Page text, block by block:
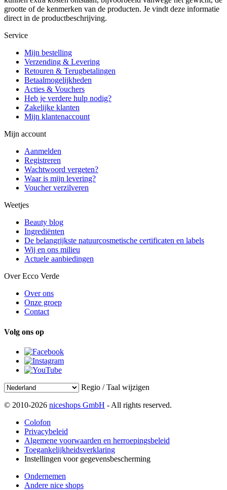
grootte of de kenmerken van de producten. Je vindt deze informatie
direct in de productbeschrijving.
Service
Mijn bestelling
Verzending & Levering
Retouren & Terugbetalingen
Betaalmogelijkheden
Acties & Vouchers
Heb je verdere hulp nodig?
Zakelijke klanten
Mijn klantenaccount
Mijn account
Aanmelden
Registreren
Wachtwoord vergeten?
Waar is mijn levering?
Voucher verzilveren
Weetjes
Beauty blog
Ingrediënten
De belangrijkste natuurcosmetische certificaten en labels
Wij en ons milieu
Actuele aanbiedingen
Over Ecco Verde
Over ons
Onze groep
Contact
Volg ons op
Regio / Taal wijzigen
© 2010-2026 niceshops GmbH - All rights reserved.
Colofon
Privacybeleid
Algemene voorwaarden en herroepingsbeleid
Toegankelijkheidsverklaring
Instellingen voor gegevensbescherming
Ondernemen
Andere nice shops